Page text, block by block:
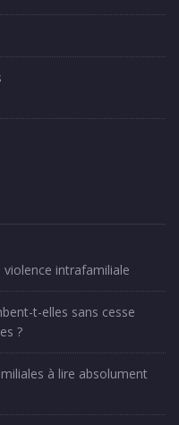
intrafamiliale
t-elles sans cesse
?
à lire absolument